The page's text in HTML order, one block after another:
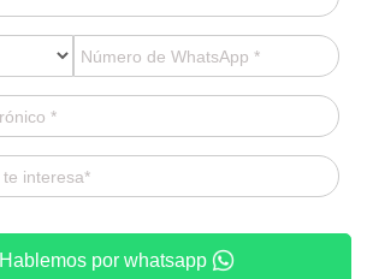
Hablemos por whatsapp